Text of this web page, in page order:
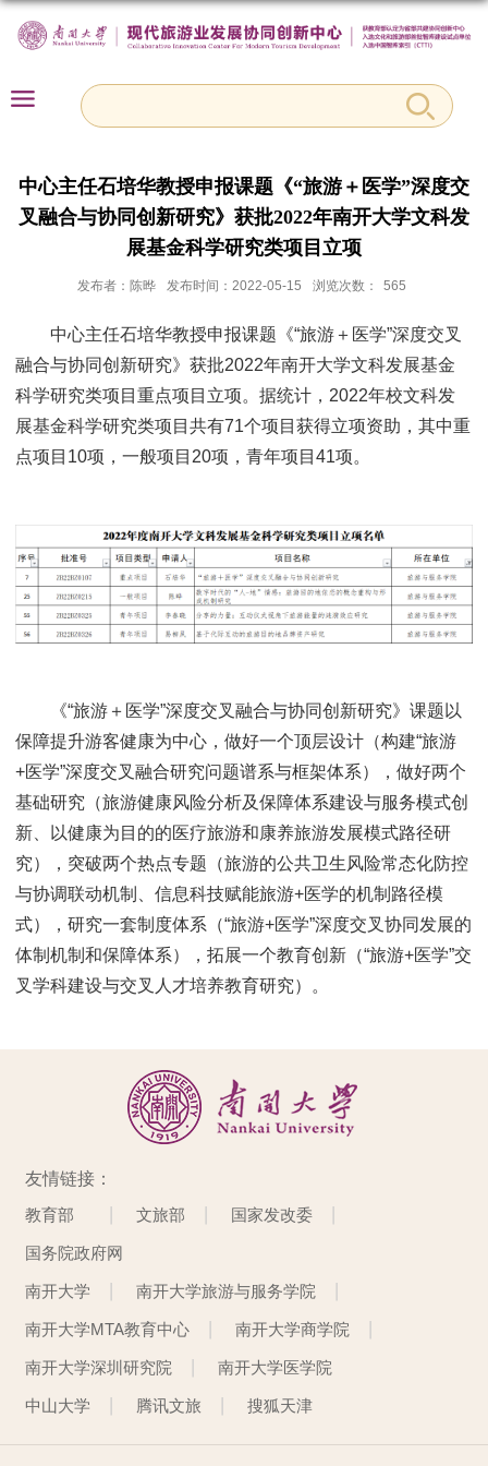
中心主任石培华教授申报课题《“旅游＋医学”深度交
叉融合与协同创新研究》获批2022年南开大学文科发
展基金科学研究类项目立项
发布者：陈晔 发布时间：2022-05-15 浏览次数： 565
中心主任石培华教授申报课题《“旅游＋医学”深度交叉
融合与协同创新研究》获批2022年南开大学文科发展基金
科学研究类项目重点项目立项。据统计，2022年校文科发
展基金科学研究类项目共有71个项目获得立项资助，其中重
点项目10项，一般项目20项，青年项目41项。
《“旅游＋医学”深度交叉融合与协同创新研究》课题以
保障提升游客健康为中心，做好一个顶层设计（构建“旅游
+医学”深度交叉融合研究问题谱系与框架体系），做好两个
基础研究（旅游健康风险分析及保障体系建设与服务模式创
新、以健康为目的的医疗旅游和康养旅游发展模式路径研
究），突破两个热点专题（旅游的公共卫生风险常态化防控
与协调联动机制、信息科技赋能旅游+医学的机制路径模
式），研究一套制度体系（“旅游+医学”深度交叉协同发展的
体制机制和保障体系），拓展一个教育创新（“旅游+医学”交
叉学科建设与交叉人才培养教育研究）。
友情链接：
教育部
文旅部 国家发改委
国务院政府网
南开大学 南开大学旅游与服务学院
南开大学MTA教育中心 南开大学商学院
南开大学深圳研究院 南开大学医学院
中山大学 腾讯文旅 搜狐天津